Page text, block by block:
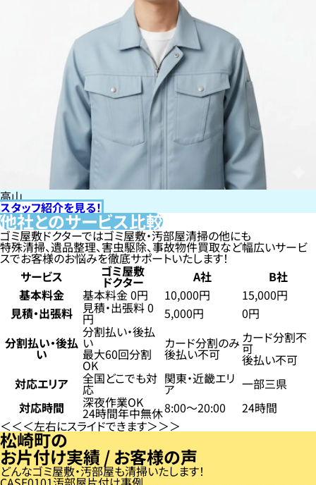
高山
スタッフ紹介を見る！
他社とのサービス比較
ゴミ屋敷ドクターではゴミ屋敷・汚部屋清掃の他にも
特殊清掃、遺品整理、害虫駆除、事故物件買取など幅広いサービ
スでお客様のお悩みを徹底サポートいたします！
サービス
ゴミ屋敷
ドクター A社
B社
基本料金
基本料金 0円 10,000円
15,000円
見積・出張料
見積・出張料 0
円 5,000円
0円
分割払い・後払
い
分割払い・後払
い
最大60回分割
OK
カード分割のみ
後払い不可
カード分割不
可
後払い不可
対応エリア
全国どこでも対
応
関東・近畿エリ
ア
一部三県
対応時間
深夜作業OK
24時間年中無休8:00〜20:00
24時間
左右にスライドできます
松崎町の
お片付け実績 / お客様の声
どんなゴミ屋敷・汚部屋も清掃いたします！